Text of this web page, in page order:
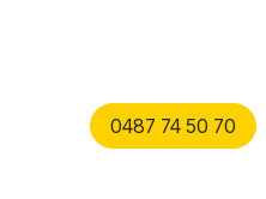
0487 74 50 70